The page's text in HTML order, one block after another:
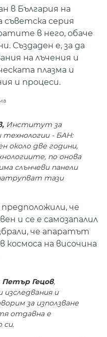
в България на
серия
в него, обаче
Създаден е, за да
на лъчения и
плазма и
и процеси.
Институт за
технологии - БАН:
около две години,
по онова
слънчеви панели
тази
че
и се е самозапалил
че апаратът
космоса на височина
Гецов,
и
за използване
отдавна е
си.